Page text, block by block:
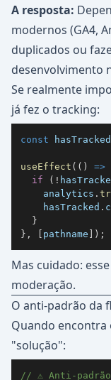
A resposta:
modernos (GA4,
duplicados ou
desenvolvimento
Se realmente
já fez o tracking:
const hasTracked
useEffect ( ( ) =>
if
( !
    analytics
.
    hasTracked
.
}
} , pathname ) ;
Mas cuidado:
moderação.
O anti-padrão da
Quando encontra
"solução":
// ⚠️ Anti-